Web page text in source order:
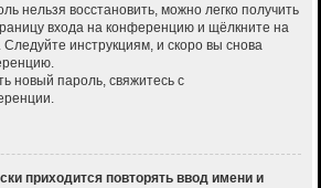
нельзя восстановить, можно легко получить
входа на конференцию и щёлкните на
. Следуйте инструкциям, и скоро вы снова
новый пароль, свяжитесь с
приходится повторять ввод имени и